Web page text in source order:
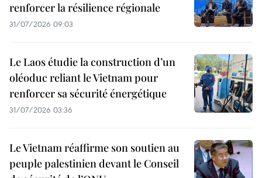
renforcer la résilience régionale
31/07/2026 09:03
Le Laos étudie la construction d’un
oléoduc reliant le Vietnam pour
renforcer sa sécurité énergétique
31/07/2026 03:36
Le Vietnam réaffirme son soutien au
peuple palestinien devant le Conseil